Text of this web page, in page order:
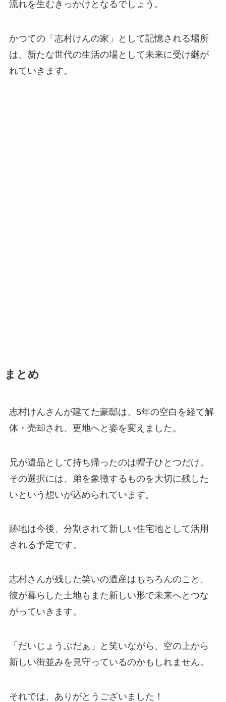
流れを生むきっかけとなるでしょう。
かつての「志村けんの家」として記憶される場所
は、新たな世代の生活の場として未来に受け継が
れていきます。
まとめ
志村けんさんが建てた豪邸は、5年の空白を経て解
体・売却され、更地へと姿を変えました。
兄が遺品として持ち帰ったのは帽子ひとつだけ。
その選択には、弟を象徴するものを大切に残した
いという想いが込められています。
跡地は今後、分割されて新しい住宅地として活用
される予定です。
志村さんが残した笑いの遺産はもちろんのこと、
彼が暮らした土地もまた新しい形で未来へとつな
がっていきます。
「だいじょうぶだぁ」と笑いながら、空の上から
新しい街並みを見守っているのかもしれません。
それでは、ありがとうございました！